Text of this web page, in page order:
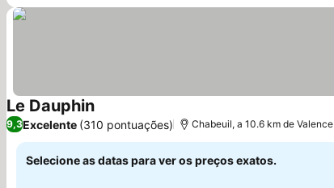
Le Dauphin
9,3Excelente (310 pontuações) Chabeuil, a 10.6 km de Valence
Selecione as datas para ver os preços exatos.